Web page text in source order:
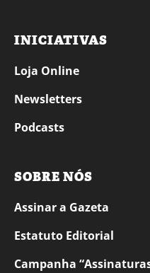
INICIATIVAS
Loja Online
Newsletters
Podcasts
SOBRE NÓS
Assinar a Gazeta
Estatuto Editorial
Campanha